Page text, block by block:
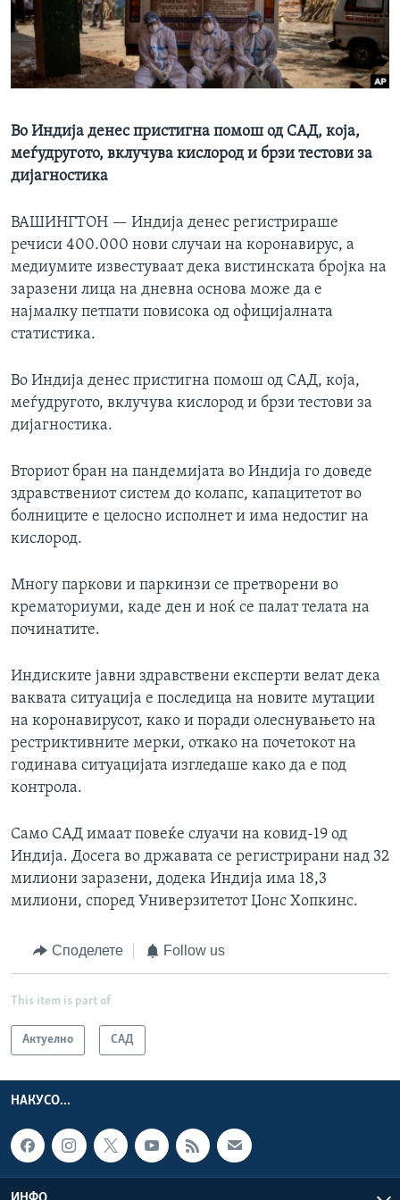
ИНТЕРВЈУА
Јазици
Во Индија денес пристигна помош од САД, која,
меѓудругото, вклучува кислород и брзи тестови за
дијагностика
ВАШИНГТОН — Индија денес регистрираше
речиси 400.000 нови случаи на коронавирус, а
медиумите известуваат дека вистинската бројка на
заразени лица на дневна основа може да е
најмалку петпати повисока од официјалната
статистика.
Во Индија денес пристигна помош од САД, која,
меѓудругото, вклучува кислород и брзи тестови за
дијагностика.
Вториот бран на пандемијата во Индија го доведе
здравствениот систем до колапс, капацитетот во
болниците е целосно исполнет и има недостиг на
кислород.
Многу паркови и паркинзи се претворени во
крематориуми, каде ден и ноќ се палат телата на
починатите.
Индиските јавни здравствени експерти велат дека
ваквата ситуација е последица на новите мутации
на коронавирусот, како и поради олеснувањето на
рестриктивните мерки, откако на почетокот на
годинава ситуацијата изгледаше како да е под
контрола.
Само САД имаат повеќе слуачи на ковид-19 од
Индија. Досега во државата се регистрирани над 32
милиони заразени, додека Индија има 18,3
милиони, според Универзитетот Џонс Хопкинс.
Споделете Follow us
This item is part of
Актуелно САД
НАКУСО...